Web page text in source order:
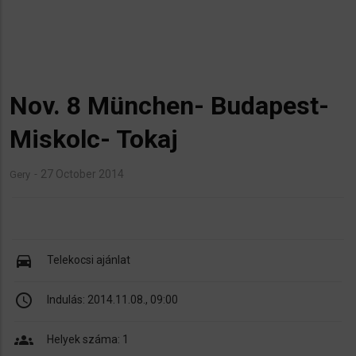
Nov. 8 München- Budapest-
Miskolc- Tokaj
Gery 27 October 2014
directions_car Telekocsi ajánlat
schedule Indulás: 2014.11.08., 09:00
groups Helyek száma: 1